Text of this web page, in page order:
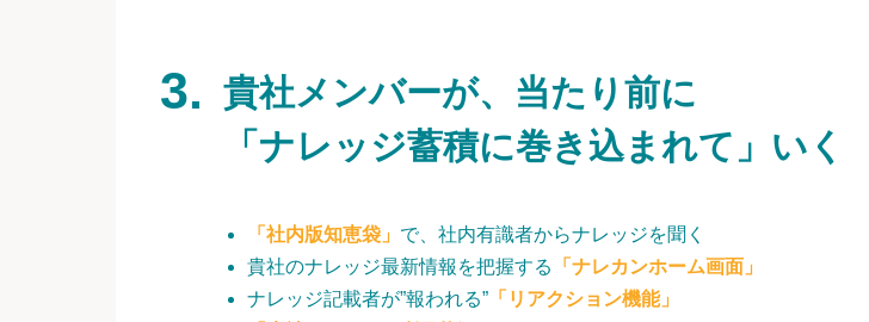
貴社メンバーが、当たり前に
「ナレッジ蓄積に巻き込まれて」いく
「社内版知恵袋」 で、社内有識者からナレッジを聞く
貴社のナレッジ最新情報を把握する
「ナレカンホーム画面」
ナレッジ記載者が”報われる” 「リアクション機能」